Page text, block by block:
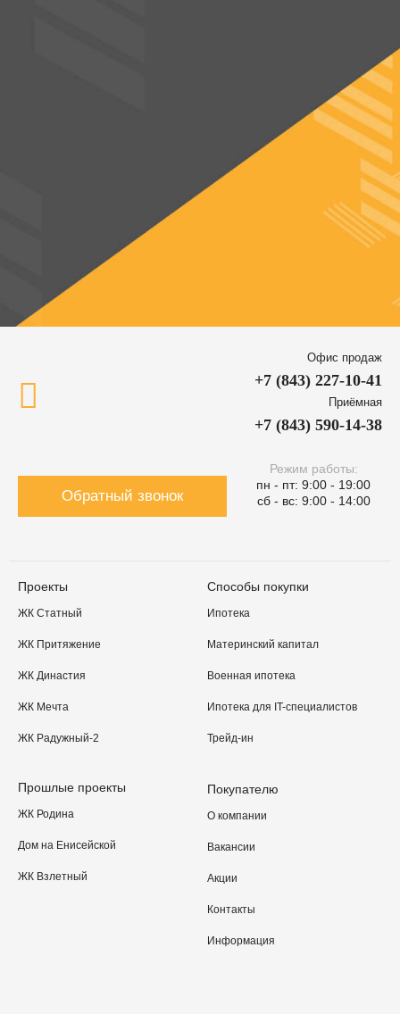
Офис продаж
+7 (843) 227-10-41
Приёмная
+7 (843) 590-14-38
Обратный звонок
Режим работы:
пн - пт: 9:00 - 19:00
сб - вс: 9:00 - 14:00
Проекты
ЖК Статный
ЖК Притяжение
ЖК Династия
ЖК Мечта
ЖК Радужный-2
Прошлые проекты
ЖК Родина
Дом на Енисейской
ЖК Взлетный
Способы покупки
Ипотека
Материнский капитал
Военная ипотека
Ипотека для IT-специалистов
Трейд-ин
Покупателю
О компании
Вакансии
Акции
Контакты
Информация